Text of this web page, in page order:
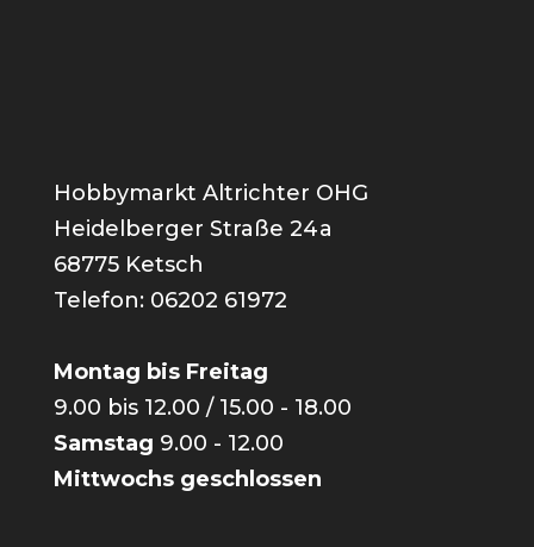
Hobbymarkt Altrichter OHG
Heidelberger Straße 24a
68775 Ketsch
Telefon: 06202 61972
Montag bis Freitag
9.00 bis 12.00 / 15.00 - 18.00
Samstag 9.00 - 12.00
Mittwochs geschlossen